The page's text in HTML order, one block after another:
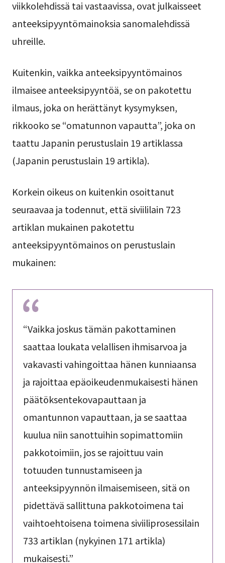
viikkolehdissä tai vastaavissa, ovat julkaisseet
anteeksipyyntömainoksia sanomalehdissä
uhreille.
Kuitenkin, vaikka anteeksipyyntömainos
ilmaisee anteeksipyyntöä, se on pakotettu
ilmaus, joka on herättänyt kysymyksen,
rikkooko se “omatunnon vapautta”, joka on
taattu Japanin perustuslain 19 artiklassa
(Japanin perustuslain 19 artikla).
Korkein oikeus on kuitenkin osoittanut
seuraavaa ja todennut, että siviililain 723
artiklan mukainen pakotettu
anteeksipyyntömainos on perustuslain
mukainen:
“Vaikka joskus tämän pakottaminen
saattaa loukata velallisen ihmisarvoa ja
vakavasti vahingoittaa hänen kunniaansa
ja rajoittaa epäoikeudenmukaisesti hänen
päätöksentekovapauttaan ja
omantunnon vapauttaan, ja se saattaa
kuulua niin sanottuihin sopimattomiin
pakkotoimiin, jos se rajoittuu vain
totuuden tunnustamiseen ja
anteeksipyynnön ilmaisemiseen, sitä on
pidettävä sallittuna pakkotoimena tai
vaihtoehtoisena toimena siviiliprosessilain
733 artiklan (nykyinen 171 artikla)
mukaisesti.”